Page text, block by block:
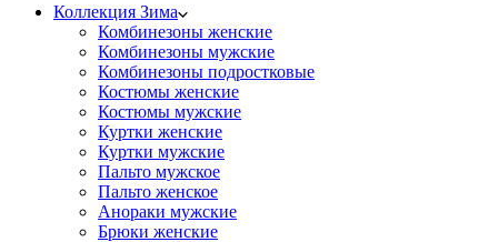
Коллекция Зима
Комбинезоны женские
Комбинезоны мужские
Комбинезоны подростковые
Костюмы женские
Костюмы мужские
Куртки женские
Куртки мужские
Пальто мужское
Пальто женское
Анораки мужские
Брюки женские